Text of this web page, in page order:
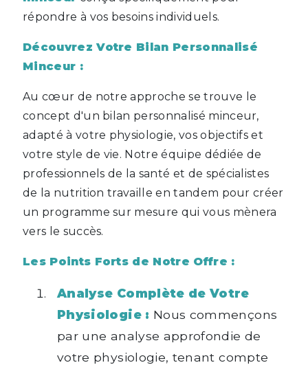
répondre à vos besoins individuels.
Découvrez Votre Bilan Personnalisé
Minceur :
Au cœur de notre approche se trouve le
concept d'un bilan personnalisé minceur,
adapté à votre physiologie, vos objectifs et
votre style de vie. Notre équipe dédiée de
professionnels de la santé et de spécialistes
de la nutrition travaille en tandem pour créer
un programme sur mesure qui vous mènera
vers le succès.
Les Points Forts de Notre Offre :
Analyse Complète de Votre
Physiologie : Nous commençons
par une analyse approfondie de
votre physiologie, tenant compte